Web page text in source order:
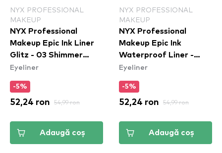
NYX PROFESSIONAL
MAKEUP
NYX Professional
Makeup Epic Ink Liner
Glitz - 03 Shimmer
Stitch
Eyeliner
-5%
52,24 ron 54,99 ron
Adaugă coș
NYX PROFESSIONAL
MAKEUP
NYX Professional
Makeup Epic Ink
Waterproof Liner -
Mid(night) Rise
Eyeliner
-5%
52,24 ron 54,99 ron
Adaugă coș